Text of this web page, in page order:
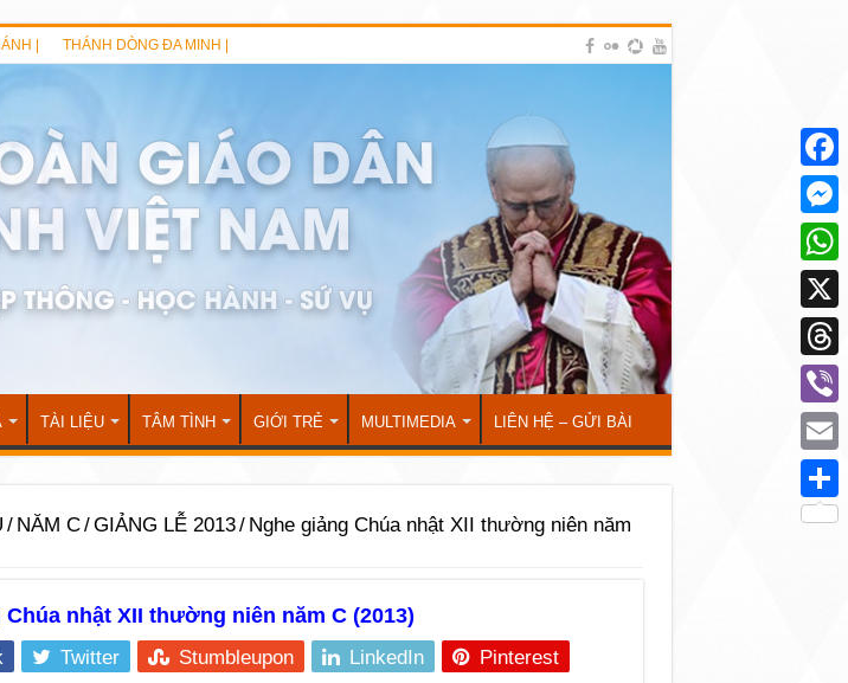
| THÁNH DÒNG ĐA MINH |
TÀI LIỆU TÂM TÌNH GIỚI TRẺ MULTIMEDIA LIÊN HỆ – GỬI BÀI
/ NĂM C/GIẢNG LỄ 2013/ Nghe giảng Chúa nhật XII thường niên năm
Chúa nhật XII thường niên năm C (2013)
Twitter Stumbleupon LinkedIn Pinterest
X
Viber